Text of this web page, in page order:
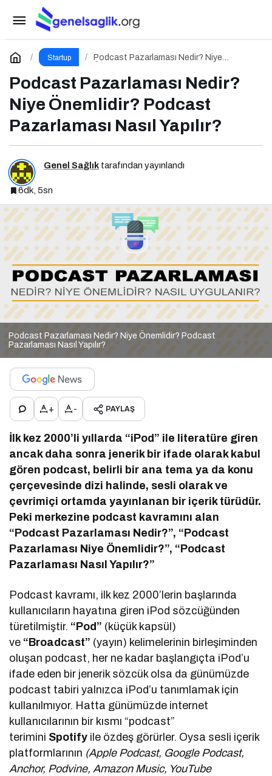
Startup
Podcast Pazarlaması Nedir? Niye
Podcast Pazarlaması Nedir?
Niye Önemlidir? Podcast
Pazarlaması Nasıl Yapılır?
Genel Sağlık tarafından yayınlandı
6dk, 5sn
Podcast Pazarlaması Nedir? Niye Önemlidir? Podcast
Pazarlaması Nasıl Yapılır?
+ - PAYLAŞ
İlk kez 2000’li yıllarda “iPod” ile literatüre giren
ancak daha sonra jenerik bir ifade olarak kabul
gören podcast, belirli bir ana tema ya da konu
çerçevesinde dizi halinde, sesli olarak ve
çevrimiçi ortamda yayınlanan bir içerik türüdür.
Peki merkezine podcast kavramını alan
“Podcast Pazarlaması Nedir?”, “Podcast
Pazarlaması Niye Önemlidir?”, “Podcast
Pazarlaması Nasıl Yapılır?”
Podcast kavramı, ilk kez 2000’lerin başlarında
kullanıcıların hayatına giren iPod sözcüğünden
türetilmiştir. “Pod” (küçük kapsül)
ve “Broadcast” (yayın) kelimelerinin birleşiminden
oluşan podcast, her ne kadar başlangıçta iPod’u
ifade eden bir jenerik sözcük olsa da günümüzde
podcast tabiri yalnızca iPod’u tanımlamak için
kullanılmıyor. Hatta günümüzde internet
kullanıcılarının bir kısmı “podcast”
terimini Spotify ile özdeş görürler. Oysa sesli içerik
platformlarının (Apple Podcast, Google Podcast,
Anchor, Podvine, Amazon Music, YouTube
E-Ticaret Yönetimi Nedir? Niye Önemlidir? E-
Ticaret Yönetimi Nasıl Yapılır?
Yorum Yap